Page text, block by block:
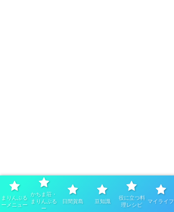
スポンサーリンク
まりんぶる
ーメニュー
かちま荘・
まりんぶる
ー
日間賀島 豆知識
役に立つ料
理レシピ
マイライフ